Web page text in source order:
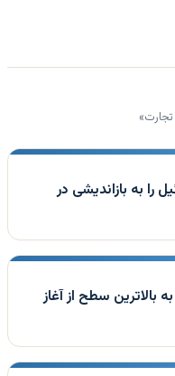
را به بازاندیشی در
بالاترین سطح از آغاز